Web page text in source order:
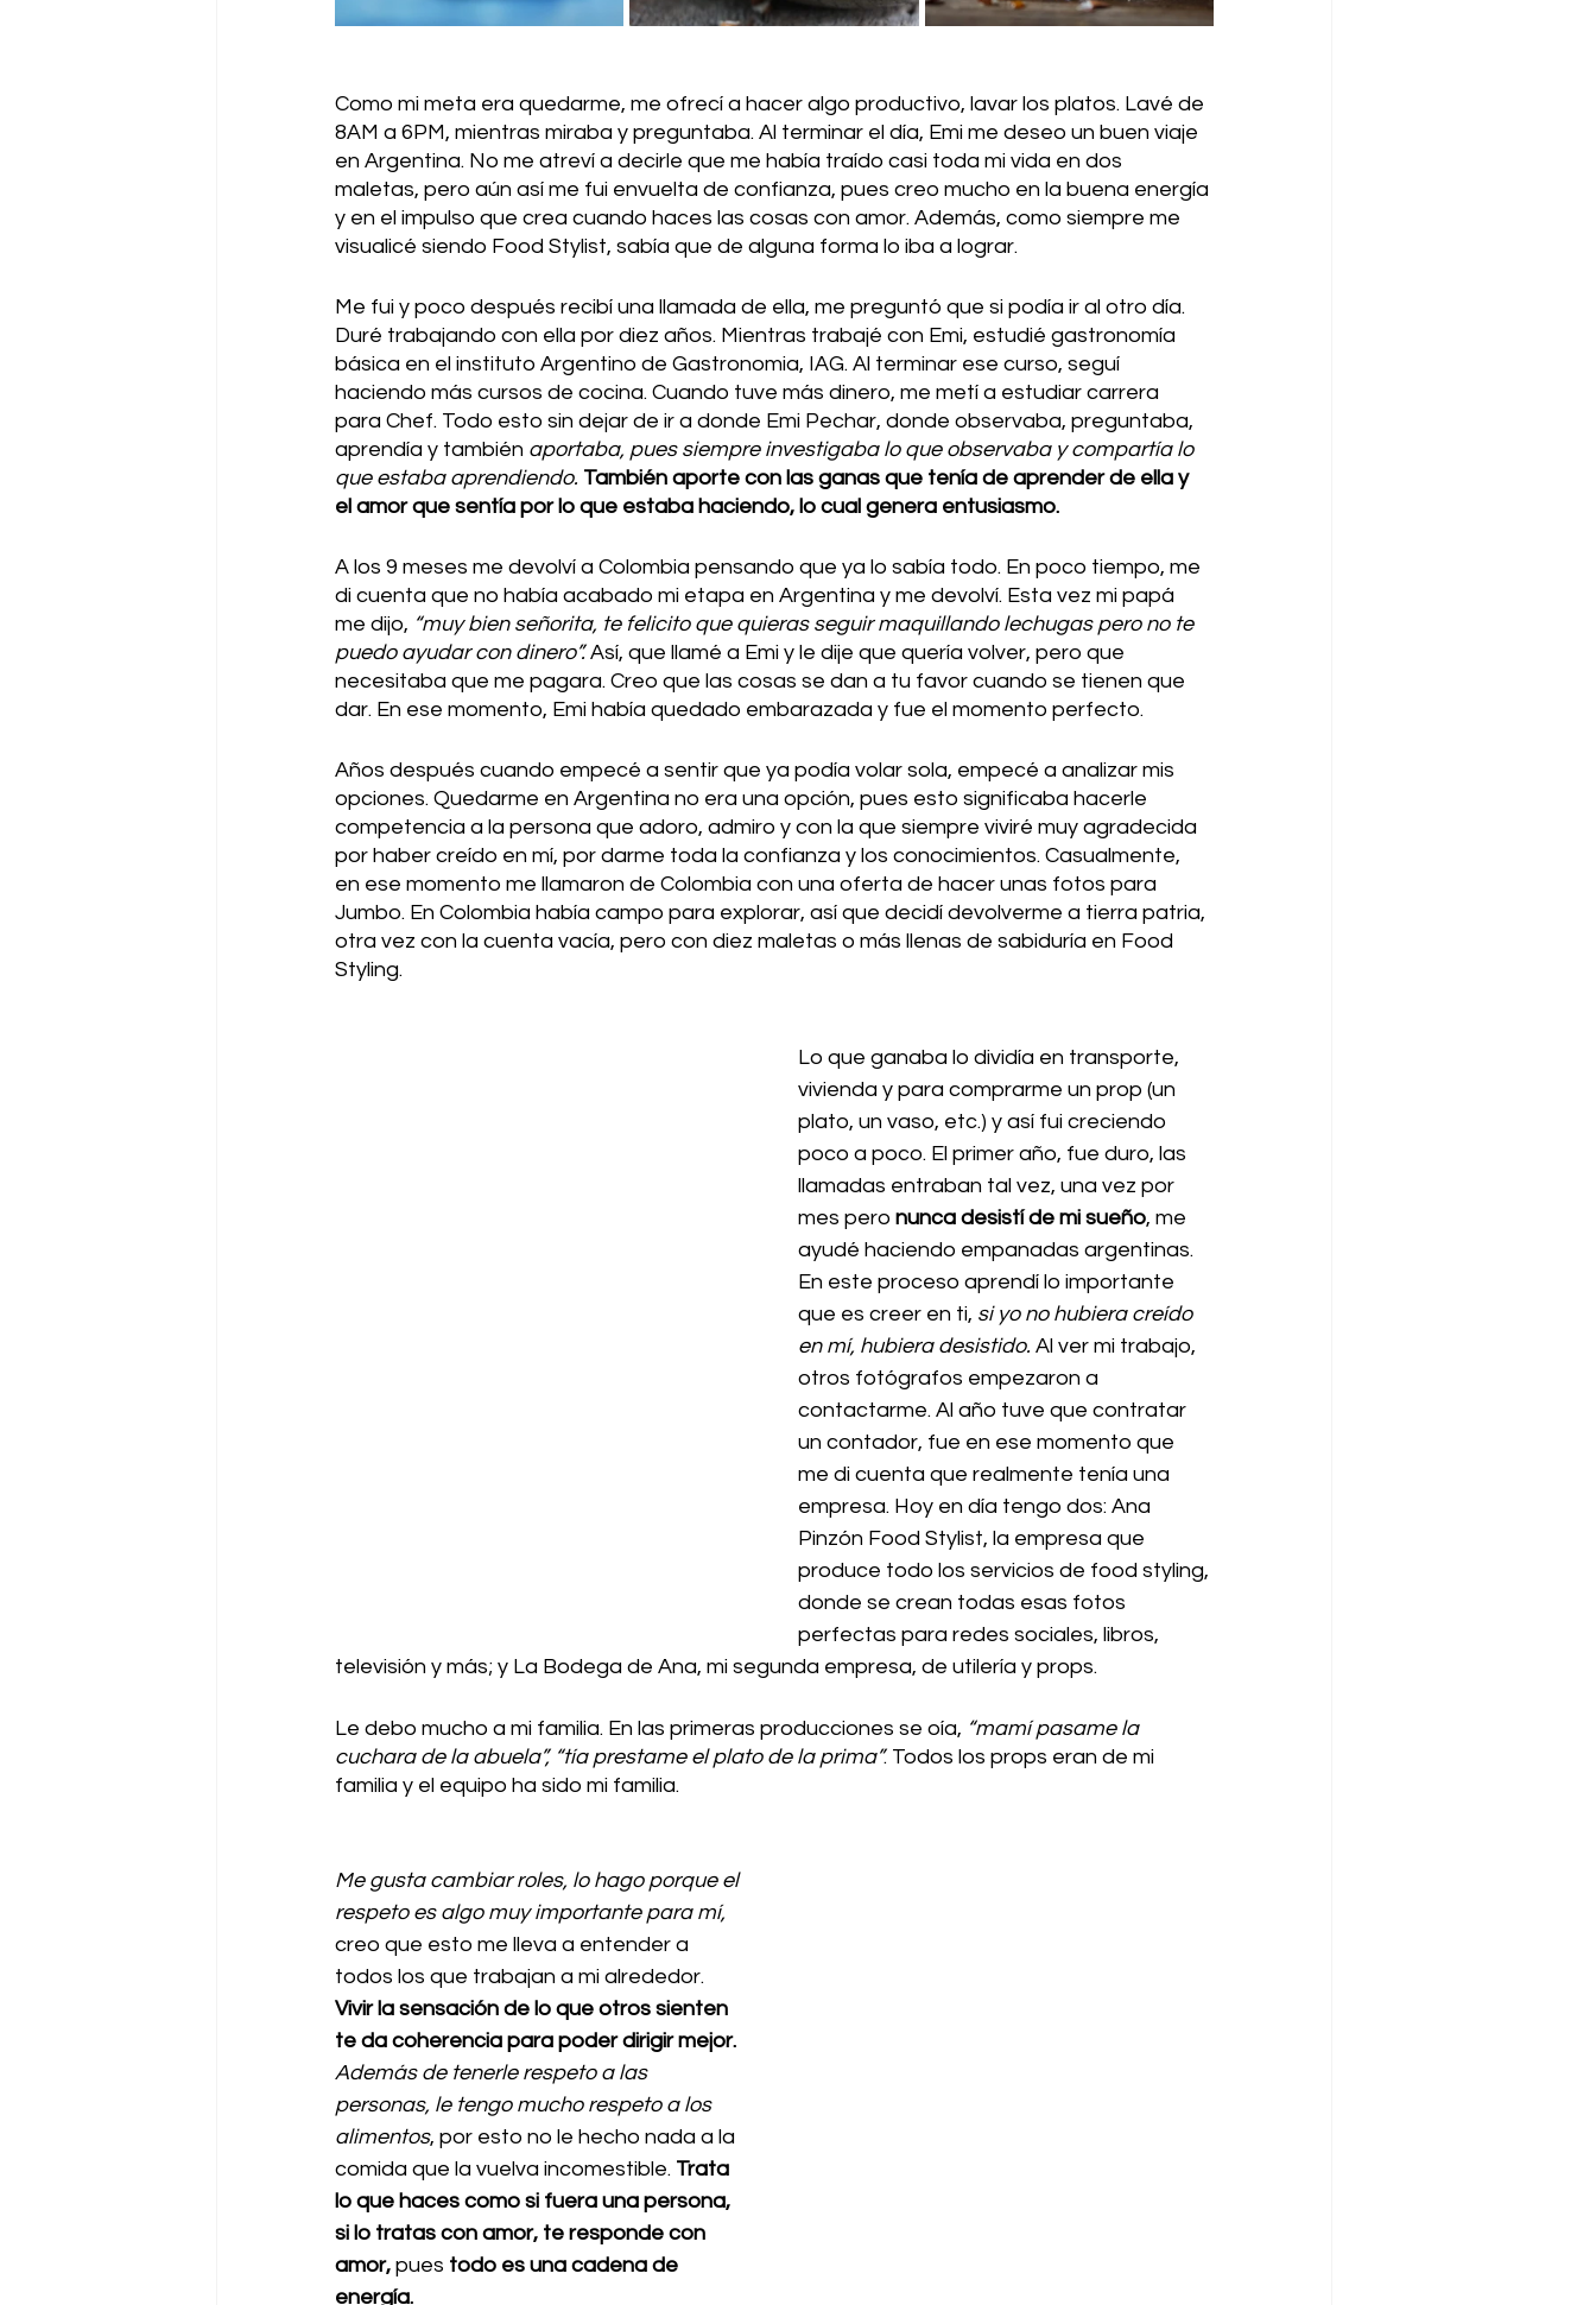
Como mi meta era quedarme, me ofrecí a hacer algo productivo, lavar los platos. Lavé de
8AM a 6PM, mientras miraba y preguntaba. Al terminar el día, Emi me deseo un buen viaje
en Argentina. No me atreví a decirle que me había traído casi toda mi vida en dos
maletas, pero aún así me fui envuelta de confianza, pues creo mucho en la buena energía
y en el impulso que crea cuando haces las cosas con amor. Además, como siempre me
visualicé siendo Food Stylist, sabía que de alguna forma lo iba a lograr.
Me fui y poco después recibí una llamada de ella, me preguntó que si podía ir al otro día.
Duré trabajando con ella por diez años. Mientras trabajé con Emi, estudié gastronomía
básica en el instituto Argentino de Gastronomia, IAG. Al terminar ese curso, seguí
haciendo más cursos de cocina. Cuando tuve más dinero, me metí a estudiar carrera
para Chef. Todo esto sin dejar de ir a donde Emi Pechar, donde observaba, preguntaba,
aprendía y también aportaba, pues siempre investigaba lo que observaba y compartía lo
que estaba aprendiendo. También aporte con las ganas que tenía de aprender de ella y
el amor que sentía por lo que estaba haciendo, lo cual genera entusiasmo.
A los 9 meses me devolví a Colombia pensando que ya lo sabía todo. En poco tiempo, me
di cuenta que no había acabado mi etapa en Argentina y me devolví. Esta vez mi papá
me dijo, “muy bien señorita, te felicito que quieras seguir maquillando lechugas pero no te
puedo ayudar con dinero”. Así, que llamé a Emi y le dije que quería volver, pero que
necesitaba que me pagara. Creo que las cosas se dan a tu favor cuando se tienen que
dar. En ese momento, Emi había quedado embarazada y fue el momento perfecto.
Años después cuando empecé a sentir que ya podía volar sola, empecé a analizar mis
opciones. Quedarme en Argentina no era una opción, pues esto significaba hacerle
competencia a la persona que adoro, admiro y con la que siempre viviré muy agradecida
por haber creído en mí, por darme toda la confianza y los conocimientos. Casualmente,
en ese momento me llamaron de Colombia con una oferta de hacer unas fotos para
Jumbo. En Colombia había campo para explorar, así que decidí devolverme a tierra patria,
otra vez con la cuenta vacía, pero con diez maletas o más llenas de sabiduría en Food
Styling.
Lo que ganaba lo dividía en transporte,
vivienda y para comprarme un prop (un
plato, un vaso, etc.) y así fui creciendo
poco a poco. El primer año, fue duro, las
llamadas entraban tal vez, una vez por
mes pero nunca desistí de mi sueño, me
ayudé haciendo empanadas argentinas.
En este proceso aprendí lo importante
que es creer en ti, si yo no hubiera creído
en mí, hubiera desistido. Al ver mi trabajo,
otros fotógrafos empezaron a
contactarme. Al año tuve que contratar
un contador, fue en ese momento que
me di cuenta que realmente tenía una
empresa. Hoy en día tengo dos: Ana
Pinzón Food Stylist, la empresa que
produce todo los servicios de food styling,
donde se crean todas esas fotos
perfectas para redes sociales, libros,
televisión y más; y La Bodega de Ana, mi segunda empresa, de utilería y props.
Le debo mucho a mi familia. En las primeras producciones se oía, “mamí pasame la
cuchara de la abuela”, “tía prestame el plato de la prima”. Todos los props eran de mi
familia y el equipo ha sido mi familia.
Me gusta cambiar roles, lo hago porque el
respeto es algo muy importante para mí,
creo que esto me lleva a entender a
todos los que trabajan a mi alrededor.
Vivir la sensación de lo que otros sienten
te da coherencia para poder dirigir mejor.
Además de tenerle respeto a las
personas, le tengo mucho respeto a los
alimentos, por esto no le hecho nada a la
comida que la vuelva incomestible. Trata
lo que haces como si fuera una persona,
si lo tratas con amor, te responde con
amor, pues todo es una cadena de
energía.